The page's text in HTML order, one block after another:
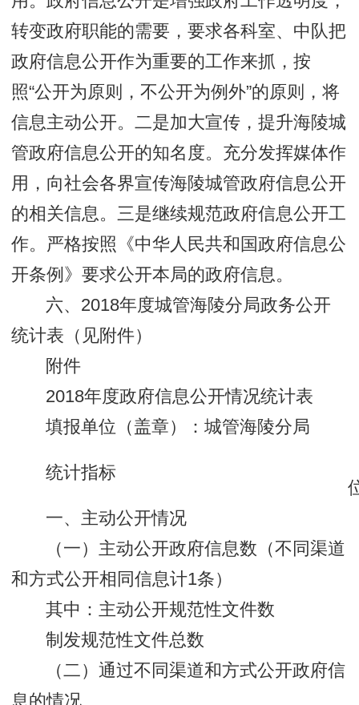
转变政府职能的需要，要求各科室、中队把
政府信息公开作为重要的工作来抓，按
照“公开为原则，不公开为例外”的原则，将
信息主动公开。二是加大宣传，提升海陵城
管政府信息公开的知名度。充分发挥媒体作
用，向社会各界宣传海陵城管政府信息公开
的相关信息。三是继续规范政府信息公开工
作。严格按照《中华人民共和国政府信息公
开条例》要求公开本局的政府信息。
六、2018年度城管海陵分局政务公开
统计表（见附件）
附件
2018年度政府信息公开情况统计表
填报单位（盖章）：城管海陵分局
统计指标
一、主动公开情况
（一）主动公开政府信息数（不同渠道
和方式公开相同信息计1条）
其中：主动公开规范性文件数
制发规范性文件总数
（二）通过不同渠道和方式公开政府信
息的情况